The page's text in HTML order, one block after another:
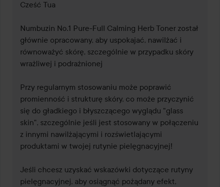
Cześć Tua
Numbuzin No.1 Pure-Full Calming Herb Toner został
głównie opracowany, aby uspokajać, nawilżać i
równoważyć skórę, szczególnie w przypadku skóry
wrażliwej i podrażnionej
Przy regularnym stosowaniu może poprawić
promienność i strukturę skóry, co może przyczynić
się do gładkiego i błyszczącego wyglądu "glass
skin", szczególnie jeśli jest stosowany w połączeniu
z innymi nawilżającymi i rozświetlającymi
produktami w twojej rutynie pielęgnacyjnej!
Jeśli chcesz uzyskać wskazówki dotyczące rutyny
pielęgnacyjnej, aby osiągnąć pożądany efekt,